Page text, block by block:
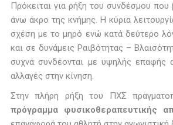
Πρόκειται για ρήξη του συνδέσμου που
άνω άκρο της κνήμης. Η κύρια
σχέση με το μηρό ενώ κατά δεύτερο
και σε δυνάμεις Ραιβότητας –
συχνά συνδέονται με υψηλής επαφής
αλλαγές στην κίνηση.
Στην πλήρη ρήξη του ΠΧΣ
πρόγραμμα φυσικοθεραπευτικής